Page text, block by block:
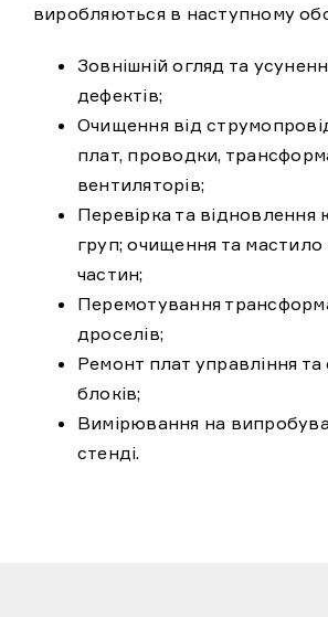
виробляються в наступному
Зовнішній огляд та
дефектів;
Очищення від
плат, проводки,
вентиляторів;
Перевірка та відновлення
груп; очищення та мастило
частин;
Перемотування
дроселів;
Ремонт плат управління
блоків;
Вимірювання на
стенді.